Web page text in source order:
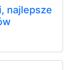
najlepsze